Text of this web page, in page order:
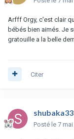
Arfff Orgy, c'est clair
bébés bien aimés. Je
gratouille a la belle
Citer
shubaka33
Posté le 7